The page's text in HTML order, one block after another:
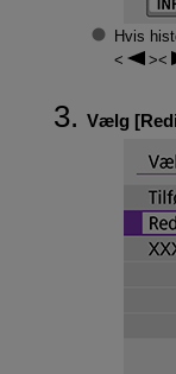
Hvis
Vælg [